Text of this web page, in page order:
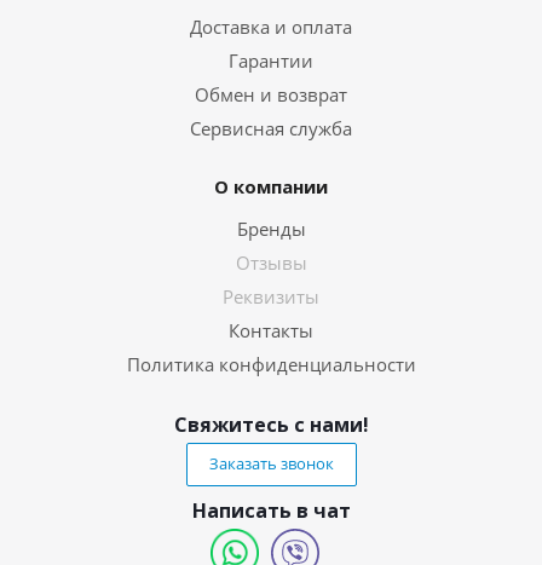
Доставка и оплата
Гарантии
Обмен и возврат
Сервисная служба
О компании
Бренды
Отзывы
Реквизиты
Контакты
Политика конфиденциальности
Свяжитесь с нами!
Заказать звонок
Написать в чат